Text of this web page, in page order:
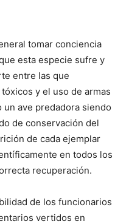
tomar conciencia
esta especie sufre y
entre las que
y el uso de armas
ave predadora siendo
de conservación del
de cada ejemplar
en todos los
recuperación.
de los funcionarios
vertidos en